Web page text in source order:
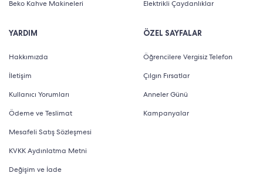
Beko Kahve Makineleri
YARDIM
Hakkımızda
İletişim
Kullanıcı Yorumları
Ödeme ve Teslimat
Mesafeli Satış Sözleşmesi
KVKK Aydınlatma Metni
Değişim ve İade
Elektrikli Çaydanlıklar
ÖZEL SAYFALAR
Öğrencilere Vergisiz Telefon
Çılgın Fırsatlar
Anneler Günü
Kampanyalar